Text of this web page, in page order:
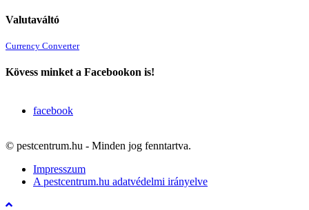
Valutaváltó
Currency Converter
Kövess minket a Facebookon is!
facebook
© pestcentrum.hu - Minden jog fenntartva.
Impresszum
A pestcentrum.hu adatvédelmi irányelve